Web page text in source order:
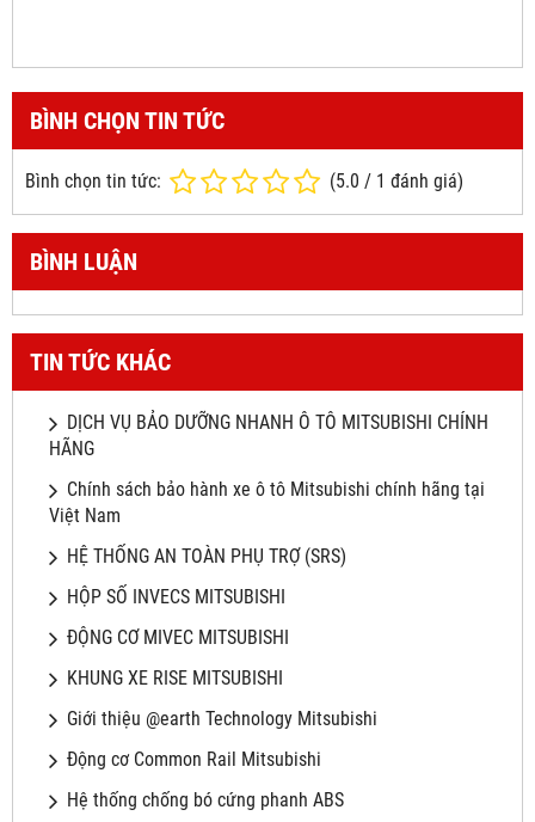
BÌNH CHỌN TIN TỨC
Bình chọn tin tức: (5.0 / 1 đánh giá)
BÌNH LUẬN
TIN TỨC KHÁC
DỊCH VỤ BẢO DƯỠNG NHANH Ô TÔ MITSUBISHI CHÍNH
HÃNG
Chính sách bảo hành xe ô tô Mitsubishi chính hãng tại
Việt Nam
HỆ THỐNG AN TOÀN PHỤ TRỢ (SRS)
HỘP SỐ INVECS MITSUBISHI
ĐỘNG CƠ MIVEC MITSUBISHI
KHUNG XE RISE MITSUBISHI
Giới thiệu @earth Technology Mitsubishi
Động cơ Common Rail Mitsubishi
Hệ thống chống bó cứng phanh ABS